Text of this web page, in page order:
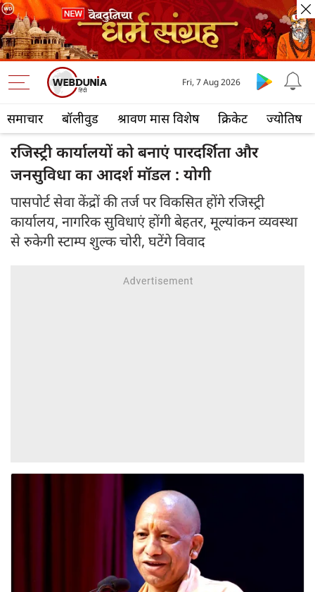
समाचार बॉलीवुड श्रावण मास विशेष क्रिकेट ज्योतिष
Fri, 7 Aug 2026
रजिस्ट्री कार्यालयों को बनाएं पारदर्शिता और
जनसुविधा का आदर्श मॉडल : योगी
पासपोर्ट सेवा केंद्रों की तर्ज पर विकसित होंगे रजिस्ट्री
कार्यालय, नागरिक सुविधाएं होंगी बेहतर, मूल्यांकन व्यवस्था
से रुकेगी स्टाम्प शुल्क चोरी, घटेंगे विवाद